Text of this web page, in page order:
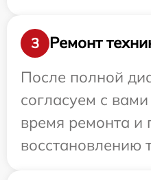
3
Ремонт
После полной
согласуем с
время ремонта и
восстановлению